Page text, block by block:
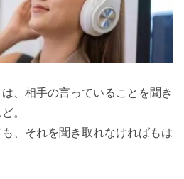
、相手の言っていることを聞き
。
、それを聞き取れなければもは